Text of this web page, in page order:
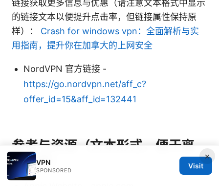
链接获取更多信息与优惠（请注意文本格式中显示
的链接文本以便提升点击率，但链接属性保持原
样）： Crash for windows vpn：全面解析与实
用指南，提升你在加拿大的上网安全
NordVPN 官方链接 -
https://go.nordvpn.net/aff_c?
offer_id=15&aff_id=132441
参考与资源（文本形式，便于离
线查看）
×
VPN
SPONSORED
Visit